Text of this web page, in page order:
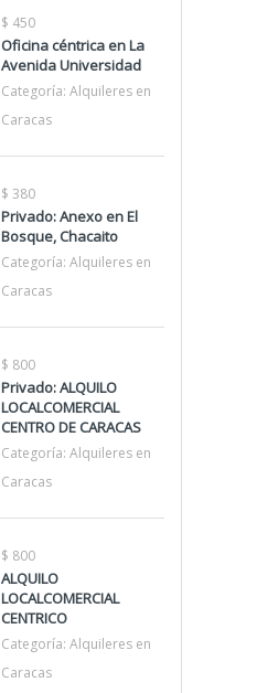
$ 450
Oficina céntrica en La
Avenida Universidad
Categoría: Alquileres en
Caracas
$ 380
Privado: Anexo en El
Bosque, Chacaito
Categoría: Alquileres en
Caracas
$ 800
Privado: ALQUILO
LOCALCOMERCIAL
CENTRO DE CARACAS
Categoría: Alquileres en
Caracas
$ 800
ALQUILO
LOCALCOMERCIAL
CENTRICO
Categoría: Alquileres en
Caracas